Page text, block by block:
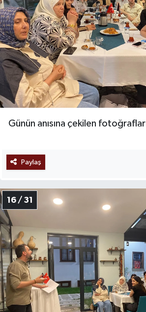
Günün anısına çekilen fotoğraflar
Paylaş
16 / 31